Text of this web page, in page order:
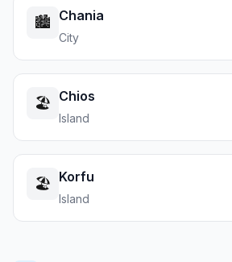
🏙️ Chania
City
🏖️ Chios
Island
🏖️ Korfu
Island